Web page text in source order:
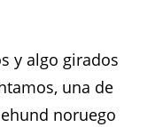
y algo girados
una de
noruego